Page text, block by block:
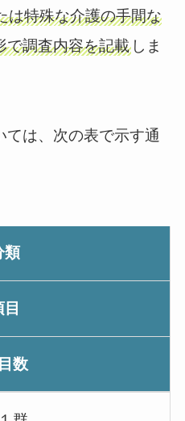
は特殊な介護の手間な
で調査内容を記載しま
ては、次の表で示す通
類
数